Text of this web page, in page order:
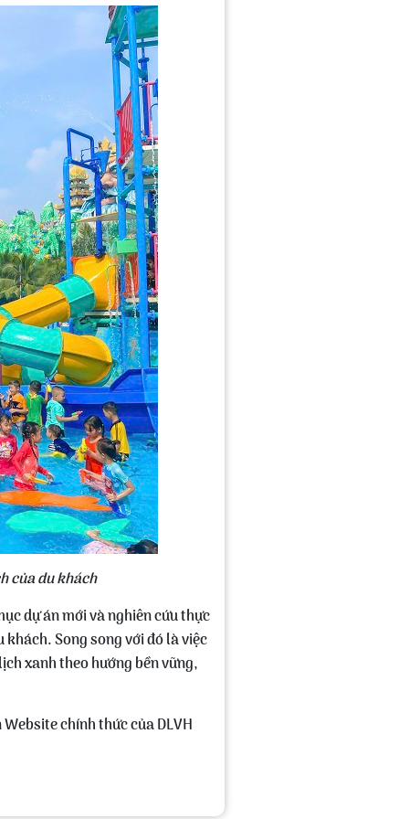
của du khách
dự án mới và nghiên cứu thực
Song song với đó là việc
xanh theo hướng bền vững,
chính thức của DLVH